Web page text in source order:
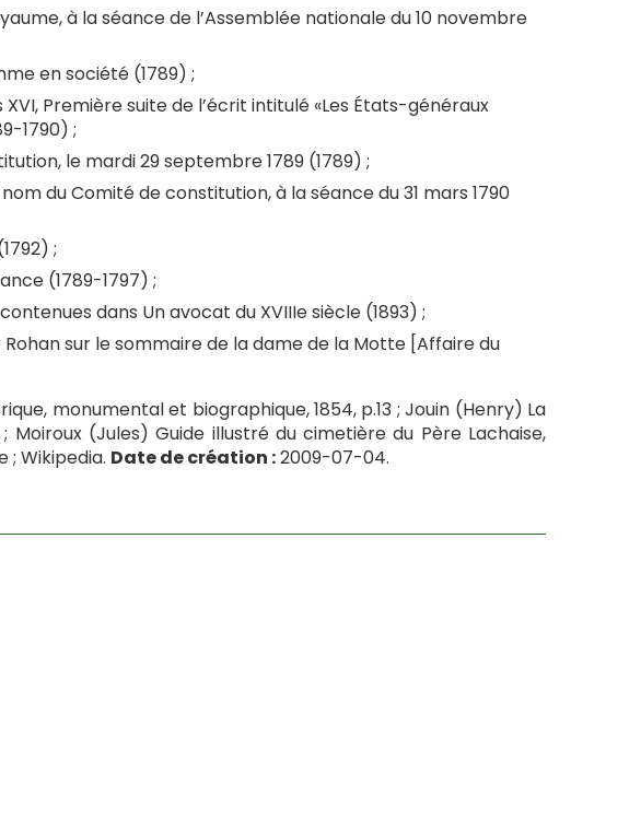
à la séance de l’Assemblée nationale du 10 novembre
en société (1789) ;
Première suite de l’écrit intitulé «Les États-généraux
1790) ;
le mardi 29 septembre 1789 (1789) ;
du Comité de constitution, à la séance du 31 mars 1790
;
(1789-1797) ;
dans Un avocat du XVIIIe siècle (1893) ;
sur le sommaire de la dame de la Motte [Affaire du
monumental et biographique, 1854, p.13 ; Jouin (Henry) La
Moiroux (Jules) Guide illustré du cimetière du Père Lachaise,
; Wikipedia. Date de création :2009-07-04.